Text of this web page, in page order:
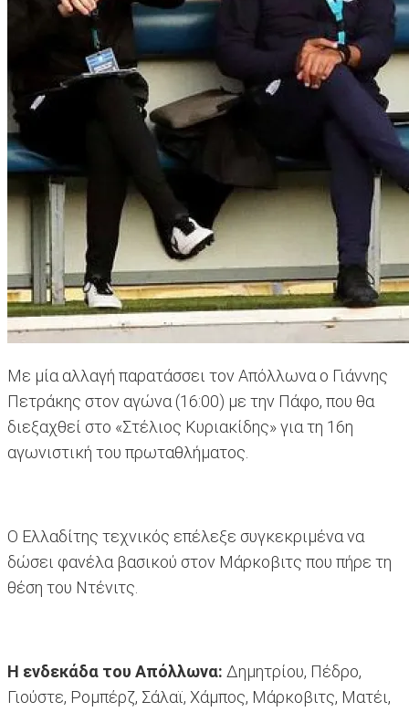
Με μία αλλαγή παρατάσσει τον Απόλλωνα ο Γιάννης
Πετράκης στον αγώνα (16:00) με την Πάφο, που θα
διεξαχθεί στο «Στέλιος Κυριακίδης» για τη 16η
αγωνιστική του πρωταθλήματος.
Ο Ελλαδίτης τεχνικός επέλεξε συγκεκριμένα να
δώσει φανέλα βασικού στον Μάρκοβιτς που πήρε τη
θέση του Ντένιτς.
Η ενδεκάδα του Απόλλωνα: Δημητρίου, Πέδρο,
Γιούστε, Ρομπέρζ, Σάλαϊ, Χάμπος, Μάρκοβιτς, Ματέι,